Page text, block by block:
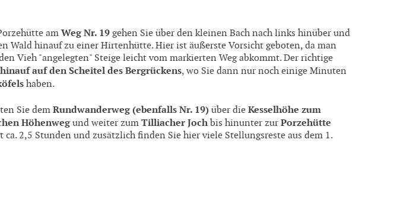
am Weg Nr. 19 gehen Sie über den kleinen Bach nach links hinüber und
Wald hinauf zu einer Hirtenhütte. Hier ist äußerste Vorsicht geboten, da man
Vieh "angelegten" Steige leicht vom markierten Weg abkommt. Der richtige
hinauf auf den Scheitel des Bergrückens, wo Sie dann nur noch einige Minuten
haben.
Sie dem Rundwanderweg (ebenfalls Nr. 19) über die Kesselhöhe zum
Höhenwegund weiter zum Tilliacher Joch bis hinunter zur Porzehütte
ca. 2,5 Stunden und zusätzlich finden Sie hier viele Stellungsreste aus dem 1.